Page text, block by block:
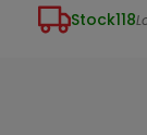
Stock118